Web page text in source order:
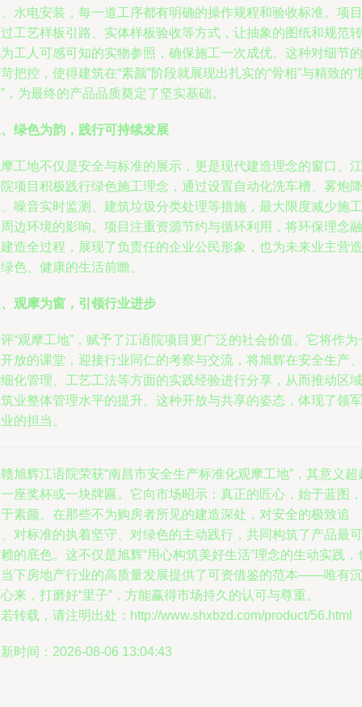
水电安装，每一道工序都有明确的操作规程和验收标准。项目
工艺样板引路、实体样板验收等方式，让抽象的图纸和规范转
工人可感可知的实物参照，确保施工一次成优。这种对细节的
把控，使得建筑在“素颜”阶段就展现出扎实的“骨相”与精致的“
，为最终的产品品质奠定了坚实基础。
绿色为韵，践行可持续发展
工地不仅是安全与标准的展示，更是现代建造理念的窗口。江
项目积极践行绿色施工理念，通过设置自动化洗车槽、雾炮降
噪音实时监测、建筑垃圾分类处理等措施，最大限度减少施工
边环境的影响。项目注重资源节约与循环利用，将环保理念融
造全过程，展现了负责任的企业公民形象，也为未来业主营造
色、健康的生活前瞻。
观摩为窗，引领行业进步
“观摩工地”，赋予了江语院项目更广泛的社会价值。它将作为
放的课堂，迎接行业同仁的考察与交流，将旭辉在安全生产、
化管理、工艺工法等方面的实践经验进行分享，从而推动区域
业整体管理水平的提升。这种开放与共享的姿态，体现了领军
的担当。
旭辉江语院荣获“南昌市安全生产标准化观摩工地”，其意义超
座奖杯或一块牌匾。它向市场昭示：真正的匠心，始于蓝图，
素颜。在那些不为购房者所见的建造深处，对安全的极致追
对标准的执着坚守、对绿色的主动践行，共同构筑了产品最可
的底色。这不仅是旭辉“用心构筑美好生活”理念的生动实践，
下房地产行业的高质量发展提供了可资借鉴的范本——唯有沉
来，打磨好“里子”，方能赢得市场持久的认可与尊重。
转载，请注明出处：http://www.shxbzd.com/product/56.html
时间：2026-08-06 13:04:43